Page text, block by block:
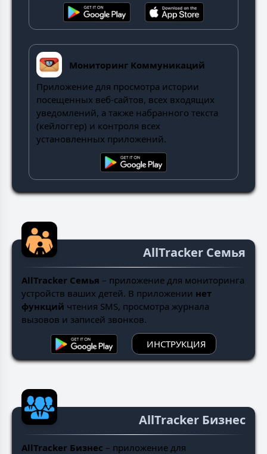
Мониторинг Коммуникаций
Приложение для просмотра истории
посещенных веб-сайтов, всех входящих
уведомлений, а также набранного текста
(кейлоггер) и контроля всех
установленных приложений.
AllTracker Семья
AllTracker Семья – приложение для мониторинга
устройств ваших детей. В приложении нет
функций чтения SMS, просмотра журнала
вызовов и записей звонков.
ИНСТРУКЦИЯ
AllTracker Бизнес
AllTracker Бизнес – приложение для